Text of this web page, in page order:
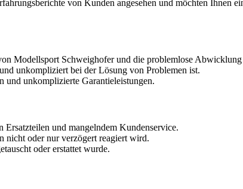
von Kunden angesehen und möchten Ihnen
Modellsport Schweighofer und die problemlose
unkompliziert bei der Lösung von Problemen ist.
und unkomplizierte Garantieleistungen.
und mangelndem Kundenservice.
nicht oder nur verzögert reagiert wird.
oder erstattet wurde.